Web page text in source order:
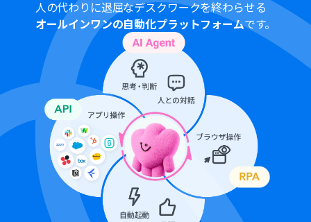
リを使用することができます。
人の代わりに退屈なデスクワークを終わらせる
オールインワンの自動化プラットフォームです。